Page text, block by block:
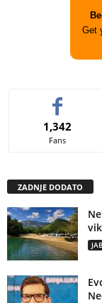
Get
1,342
Fans
ZADNJE DODATO